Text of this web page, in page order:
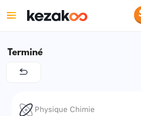
Terminé
Physique Chimie